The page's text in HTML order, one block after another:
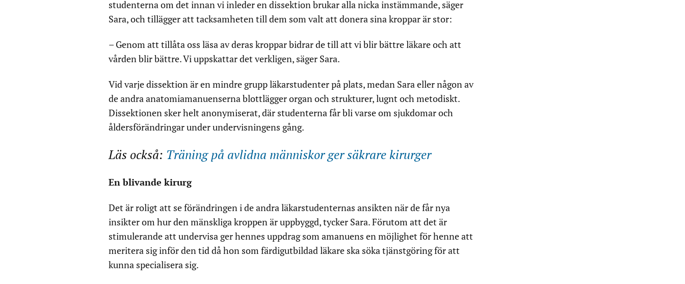
studenterna om det innan vi inleder en dissektion brukar alla nicka instämmande, säger
Sara, och tillägger att tacksamheten till dem som valt att donera sina kroppar är stor:
– Genom att tillåta oss läsa av deras kroppar bidrar de till att vi blir bättre läkare och att
vården blir bättre. Vi uppskattar det verkligen, säger Sara.
Vid varje dissektion är en mindre grupp läkarstudenter på plats, medan Sara eller någon av
de andra anatomiamanuenserna blottlägger organ och strukturer, lugnt och metodiskt.
Dissektionen sker helt anonymiserat, där studenterna får bli varse om sjukdomar och
åldersförändringar under undervisningens gång.
Läs också: Träning på avlidna människor ger säkrare kirurger
En blivande kirurg
Det är roligt att se förändringen i de andra läkarstudenternas ansikten när de får nya
insikter om hur den mänskliga kroppen är uppbyggd, tycker Sara. Förutom att det är
stimulerande att undervisa ger hennes uppdrag som amanuens en möjlighet för henne att
meritera sig inför den tid då hon som färdigutbildad läkare ska söka tjänstgöring för att
kunna specialisera sig.